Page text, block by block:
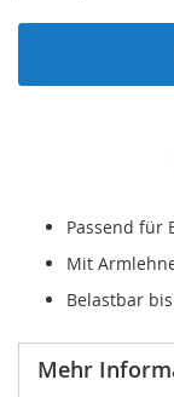
Passend für
Mit
Belastbar
Mehr